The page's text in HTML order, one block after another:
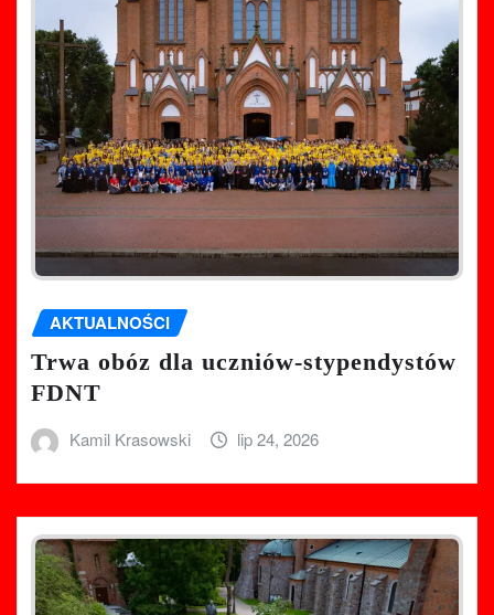
AKTUALNOŚCI
Trwa obóz dla uczniów-stypendystów
FDNT
Kamil Krasowski lip 24, 2026